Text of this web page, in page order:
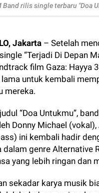
Band rilis single terbaru "Doa
Jakarta – Setelah
“Terjadi Di Depan
film Gaza: Hayya
untuk kembali
mereka.
“Doa Untukmu”,
Donny Michael
ini kembali hadir
dalam genre Alternative
yang lebih ringan dan
sekadar karya musik